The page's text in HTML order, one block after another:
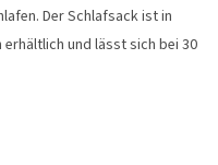
Der Schlafsack ist in
und lässt sich bei 30